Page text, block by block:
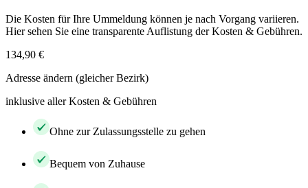
Die Kosten für Ihre Ummeldung können je nach Vorgang variieren.
Hier sehen Sie eine transparente Auflistung der Kosten & Gebühren.
134,90 €
Adresse ändern (gleicher Bezirk)
inklusive aller Kosten & Gebühren
Ohne zur Zulassungsstelle zu gehen
Bequem von Zuhause